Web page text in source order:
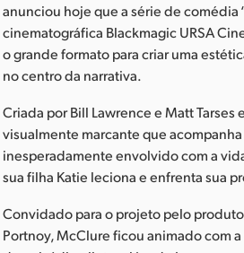
anunciou hoje que a série de comédia
cinematográfica Blackmagic URSA
o grande formato para criar uma
no centro da narrativa.
Criada por Bill Lawrence e Matt Tarses
visualmente marcante que
inesperadamente envolvido com a
sua filha Katie leciona e enfrenta sua
Convidado para o projeto pelo
Portnoy, McClure ficou animado com